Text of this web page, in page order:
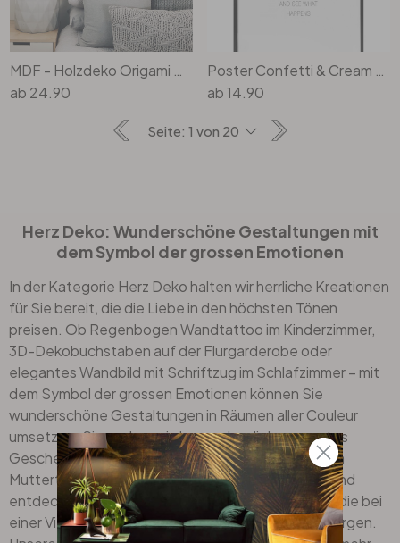
ab 24.90
ab14.90
Herz Deko: Wunderschöne Gestaltungen mit
dem Symbol der grossen Emotionen
In der Kategorie Herz Deko halten wir herrliche Kreationen
für Sie bereit, die die Liebe in den höchsten Tönen
preisen. Ob RegenbogenWandtattoo im Kinderzimmer,
3D-Dekobuchstaben auf der Flurgarderobe oder
elegantes Wandbild mit Schriftzug im Schlafzimmer – mit
dem Symbol der grossen Emotionen können Sie
wunderschöne Gestaltungen in Räumen aller Couleur
umsetzen. Sie suchen ein besonders liebenswertes
Geschenk zum Valentinstag, zur Hochzeit oder zum
Muttertag? Dann treten Sie ein in den Dekoshop und
entdecken Sie herzerwärmende Interior-Designs, die bei
einer Vielzahl von Anlässen für strahlende Augen sorgen.